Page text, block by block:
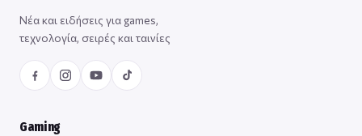
Νέα και ειδήσεις για games,
τεχνολογία, σειρές και ταινίες
Gaming